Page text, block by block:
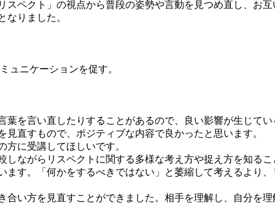
スペクト」の視点から普段の姿勢や言動を見つめ直し、お
なりました。
ュニケーションを促す。
を言い直したりすることがあるので、良い影響が生じてい
直すもので、ポジティブな内容で良かったと思います。
方に受講してほしいです。
ながらリスペクトに関する多様な考え方や捉え方を知るこ
ます。「何かをするべきではない」と萎縮して考えるより
合い方を見直すことができました。相手を理解し、自分を